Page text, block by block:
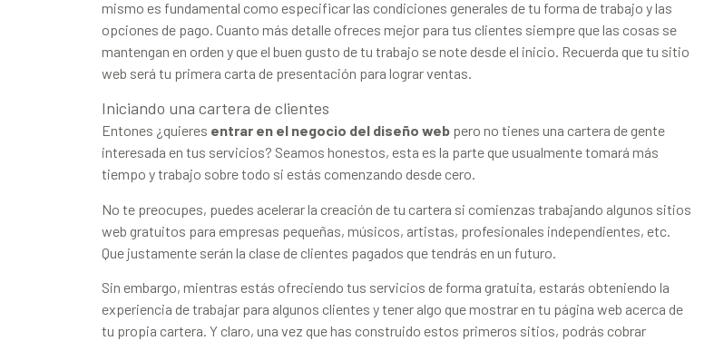
mismo es fundamental como especificar las condiciones generales de tu forma de trabajo y las
opciones de pago. Cuanto más detalle ofreces mejor para tus clientes siempre que las cosas se
mantengan en orden y que el buen gusto de tu trabajo se note desde el inicio. Recuerda que tu sitio
web será tu primera carta de presentación para lograr ventas.
Iniciando una cartera de clientes
Entones ¿quieres entrar en el negocio del diseño web pero no tienes una cartera de gente
interesada en tus servicios? Seamos honestos, esta es la parte que usualmente tomará más
tiempo y trabajo sobre todo si estás comenzando desde cero.
No te preocupes, puedes acelerar la creación de tu cartera si comienzas trabajando algunos sitios
web gratuitos para empresas pequeñas, músicos, artistas, profesionales independientes, etc.
Que justamente serán la clase de clientes pagados que tendrás en un futuro.
Sin embargo, mientras estás ofreciendo tus servicios de forma gratuita, estarás obteniendo la
experiencia de trabajar para algunos clientes y tener algo que mostrar en tu página web acerca de
tu propia cartera. Y claro, una vez que has construido estos primeros sitios, podrás cobrar